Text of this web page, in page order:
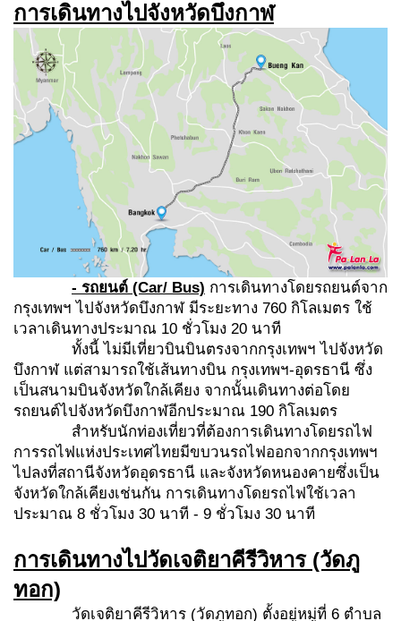
การเดินทางไปจังหวัดบึงกาฬ
- รถยนต์ (Car/ Bus) การเดินทางโดยรถยนต์จาก
กรุงเทพฯ ไปจังหวัดบึงกาฬ มีระยะทาง 760 กิโลเมตร ใช้
เวลาเดินทางประมาณ 10 ชั่วโมง 20 นาที
ทั้งนี้ ไม่มีเที่ยวบินบินตรงจากกรุงเทพฯ ไปจังหวัด
บึงกาฬ แต่สามารถใช้เส้นทางบิน กรุงเทพฯ-อุดรธานี ซึ่ง
เป็นสนามบินจังหวัดใกล้เคียง จากนั้นเดินทางต่อโดย
รถยนต์ไปจังหวัดบึงกาฬอีกประมาณ 190 กิโลเมตร
สำหรับนักท่องเที่ยวที่ต้องการเดินทางโดยรถไฟ
การรถไฟแห่งประเทศไทยมีขบวนรถไฟออกจากกรุงเทพฯ
ไปลงที่สถานีจังหวัดอุดรธานี และจังหวัดหนองคายซึ่งเป็น
จังหวัดใกล้เคียงเช่นกัน การเดินทางโดยรถไฟใช้เวลา
ประมาณ 8 ชั่วโมง 30 นาที - 9 ชั่วโมง 30 นาที
การเดินทางไปวัดเจติยาคีรีวิหาร (วัดภู
ทอก)
วัดเจติยาคีรีวิหาร (วัดภูทอก) ตั้งอยู่หมู่ที่ 6 ตำบล